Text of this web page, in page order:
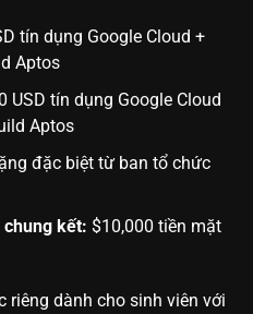
tín dụng Google Cloud +
Aptos
USD tín dụng Google Cloud
Aptos
đặc biệt từ ban tổ chức
kết: $10,000 tiền mặt
riêng dành cho sinh viên với